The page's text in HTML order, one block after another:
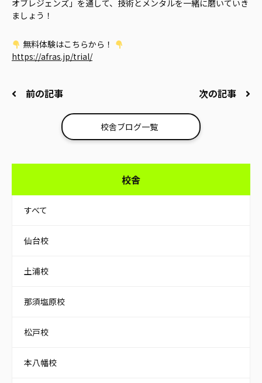
オブレジェンズ」を通して、技術とメンタルを一緒に磨いていき
ましょう！
無料体験はこちらから！
https://afras.jp/trial/
前の記事 次の記事
校舎ブログ一覧
校舎
すべて
仙台校
土浦校
那須塩原校
松戸校
本八幡校